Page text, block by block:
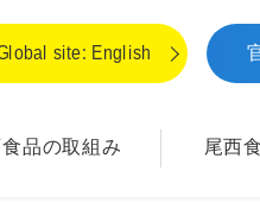
site: English
品の取組み 尾西